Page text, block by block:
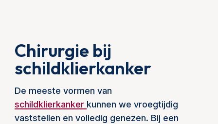
Chirurgie bij
schildklierkanker
De meeste vormen van
schildklierkanker kunnen we vroegtijdig
vaststellen en volledig genezen. Bij een